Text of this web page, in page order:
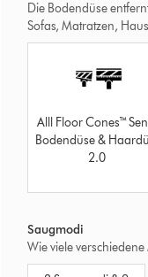
Die Bodendüse
Sofas, Matratzen,
V16
Piston
Submarine™
Alll Floor Cones™
Bodendüse &
2.0
Saugmodi
Wie viele
Dyson